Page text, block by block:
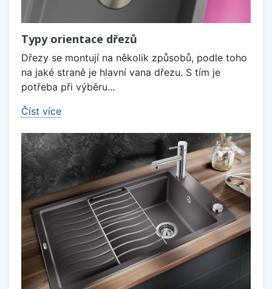
Typy orientace dřezů
Dřezy se montují na několik způsobů, podle toho
na jaké straně je hlavní vana dřezu. S tím je
potřeba při výběru...
Číst více